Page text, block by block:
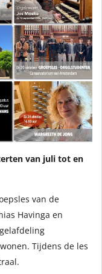
van juli tot en
van de
Havinga en
Tijdens de les